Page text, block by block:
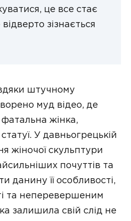
це все стає
зізнається
штучному
муд відео, де
фатальна жінка,
У давньогрецькій
жіночої скульптури
почуттів та
данину її особливості,
та неперевершеним
залишила свій слід не